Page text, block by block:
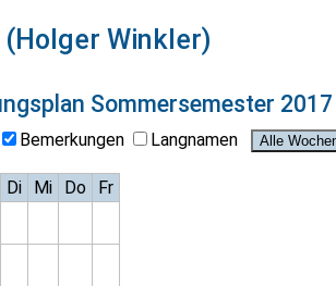
(Holger Winkler)
Sommersemester 2017
Bemerkungen Langnamen
Di Mi Do
Fr